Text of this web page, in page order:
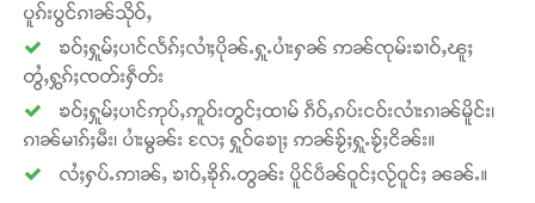
ပူၵ်းပွင်ၵၢၼ်သိုဝ်ႇ
ၶဝ်ႈႁူမ်ႈပၢင်လႅၵ်ႈလၢႆႈပိုၼ်ႉႁူႉပၢႆးႁၼ် ဢၼ်ၸုမ်းၶၢဝ်ႇၽူႈ
တွႆႇႁွၵ်ႈၸတ်းႁဵတ်း
ၶဝ်ႈႁူမ်ႈပၢင်ဢုပ်ႇဢူဝ်းတွင်ႈထၢမ် ၵဵဝ်ႇၵပ်းငဝ်းလၢႆးၵၢၼ်မိူင်း၊
ၵၢၼ်မၢၵ်ႈမီး၊ ပၢႆးမွၼ်း လႄႈ ႁူဝ်ၶေႃႈ ဢၼ်ၶႂ်ႈႁူႉၶႂ်ႈငိၼ်း။
လႆႈႁပ်ႉဢၢၼ်ႇ ၶၢဝ်ႇၶိုၵ်ႉတွၼ်း ပိူင်ပဵၼ်ဝူင်ႈလႂ်ဝူင်ႈ ၼၼ်ႉ။